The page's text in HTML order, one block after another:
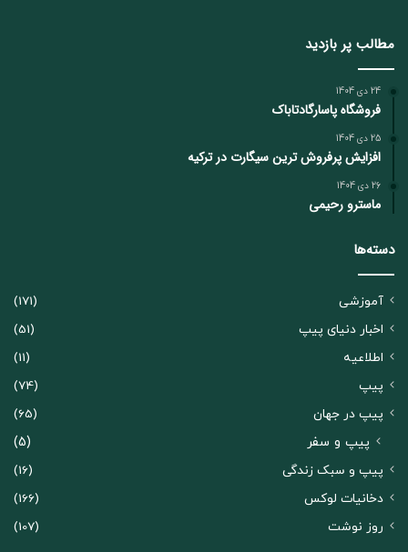
مطالب پر بازدید
24 دی 1404
فروشگاه پاسارگادتاباک
25 دی 1404
افزایش پرفروش ترین سیگارت در ترکیه
26 دی 1404
ماسترو رحیمی
دسته‌ها
آموزشی
(171)
اخبار دنیای پیپ
(51)
اطلاعیه
(11)
پیپ
(74)
پیپ در جهان
(65)
پیپ و سفر (5)
پیپ و سبک زندگی
(16)
دخانیات لوکس
(166)
روز نوشت
(107)